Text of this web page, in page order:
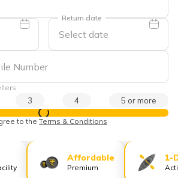
Return date
3 4 5 or more
View Prices
to the Terms & Conditions
Affordable
Premium
1-